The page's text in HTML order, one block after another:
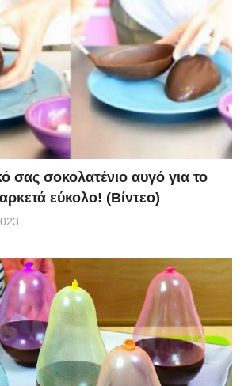
σας σοκολατένιο αυγό για το
εύκολο! (Βίντεο)